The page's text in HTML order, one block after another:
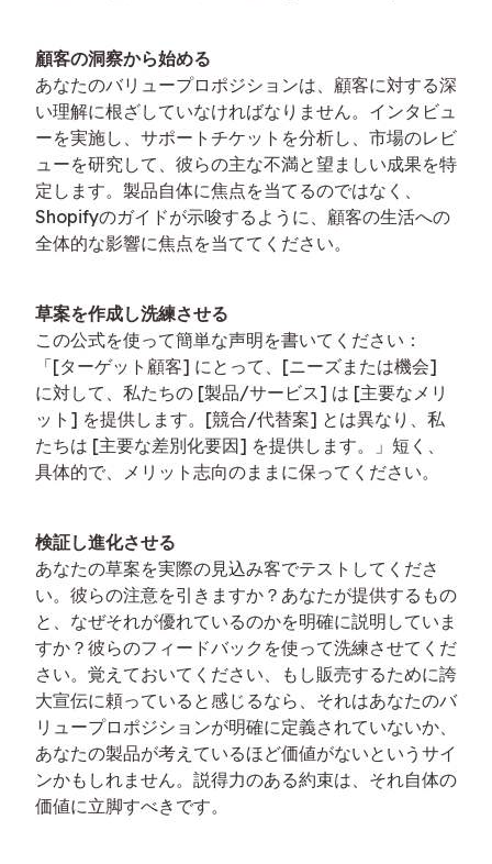
顧客の洞察から始める
あなたのバリュープロポジションは、顧客に対する深
い理解に根ざしていなければなりません。インタビュ
ーを実施し、サポートチケットを分析し、市場のレビ
ューを研究して、彼らの主な不満と望ましい成果を特
定します。製品自体に焦点を当てるのではなく、
Shopifyのガイドが示唆するように、顧客の生活への
全体的な影響に焦点を当ててください。
草案を作成し洗練させる
この公式を使って簡単な声明を書いてください：
「[ターゲット顧客] にとって、[ニーズまたは機会]
に対して、私たちの [製品/サービス] は [主要なメリ
ット] を提供します。[競合/代替案] とは異なり、私
たちは [主要な差別化要因] を提供します。」短く、
具体的で、メリット志向のままに保ってください。
検証し進化させる
あなたの草案を実際の見込み客でテストしてくださ
い。彼らの注意を引きますか？あなたが提供するもの
と、なぜそれが優れているのかを明確に説明していま
すか？彼らのフィードバックを使って洗練させてくだ
さい。覚えておいてください、もし販売するために誇
大宣伝に頼っていると感じるなら、それはあなたのバ
リュープロポジションが明確に定義されていないか、
あなたの製品が考えているほど価値がないというサイ
ンかもしれません。説得力のある約束は、それ自体の
価値に立脚すべきです。